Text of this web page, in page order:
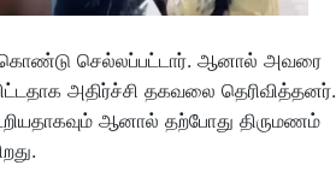
கொண்டு செல்லப்பட்டார். ஆனால் அவரை
அதிர்ச்சி தகவலை தெரிவித்தனர்.
ஆனால் தற்போது திருமணம்